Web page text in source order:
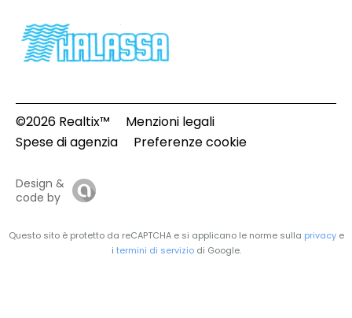
©2026 Realtix™
Menzioni legali
Spese di agenzia
Preferenze cookie
Design &
code by
Questo sito è protetto da reCAPTCHA e si applicano le norme sulla privacye
i termini di serviziodi Google.